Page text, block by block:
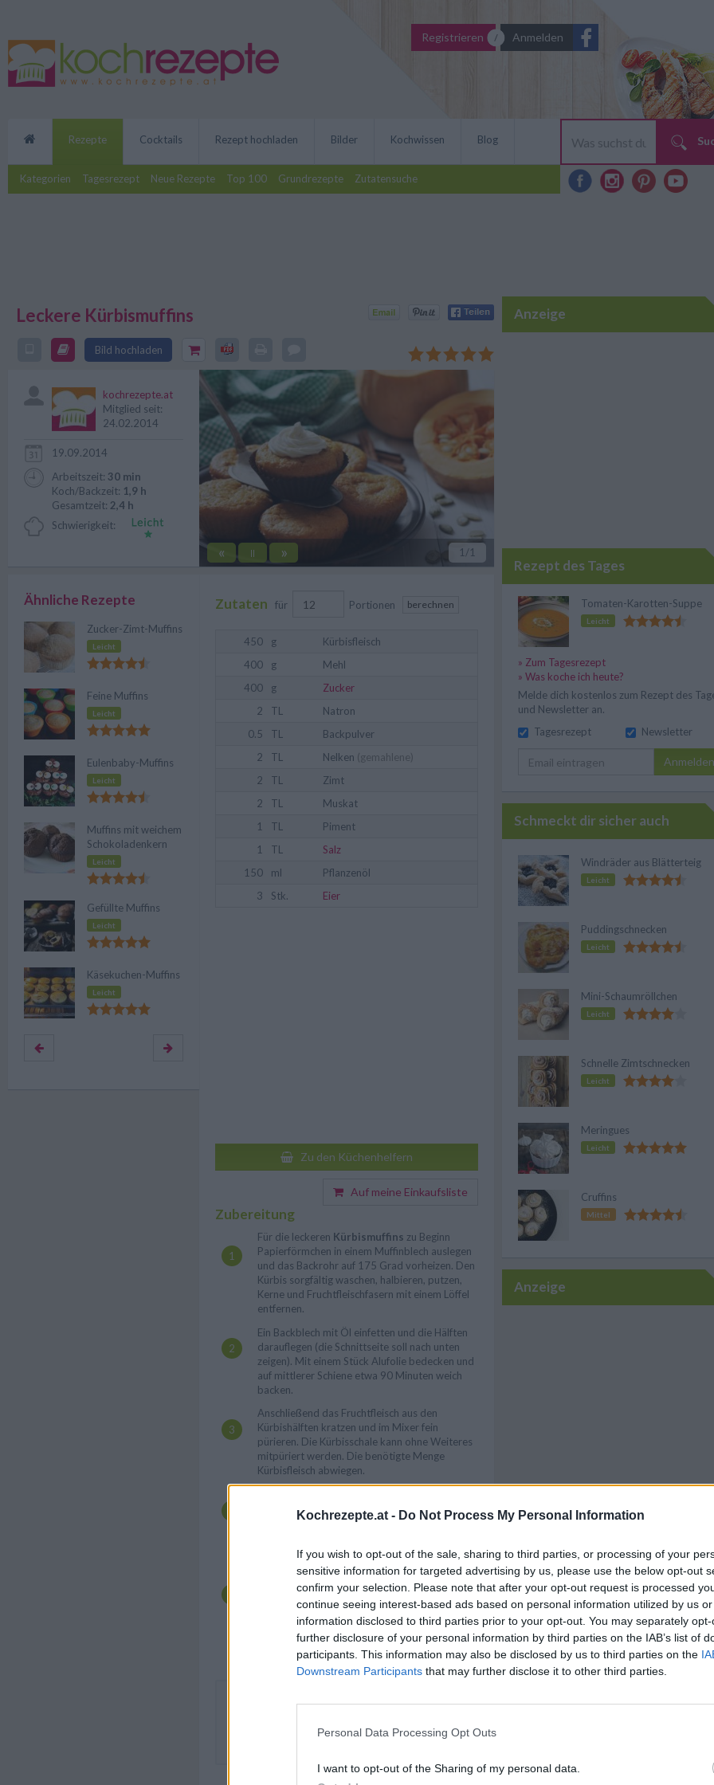
Kochrezepte.at - Do Not Process My Personal Information
If you wish to opt-out of the sale, sharing to third parties, or processing of your
sensitive information for targeted advertising by us, please use the below opt-out
confirm your selection. Please note that after your opt-out request is processed
continue seeing interest-based ads based on personal information utilized by us
information disclosed to third parties prior to your opt-out. You may separately
further disclosure of your personal information by third parties on the IAB’s list of
participants. This information may also be disclosed by us to third parties on the
Downstream Participants that may further disclose it to other third parties.
Personal Data Processing Opt Outs
I want to opt-out of the Sharing of my personal data.
Registrieren Anmelden
Rezepte
Kategorien Tagesrezept Neue Rezepte Top 100 Grundrezepte Zutatensuche
Cocktails Rezept hochladen Bilder Kochwissen Blog
Leckere Kürbismuffins
Bild hochladen
Halloween. Das Rezept wird mit Nelken, Zimt und Piment
verfeinert.
« || » 1 /1
kochrezepte.at
Mitglied seit:
24.02.2014
19.09.2014
Arbeitszeit: 30 min
Koch/Backzeit: 1,9 h
Gesamtzeit: 2,4 h
Schwierigkeit:
Zutaten für Portionen berechnen
450 g
Kürbisfleisch
400
g
Mehl
400
g
Zucker
2
TL
Natron
0.5
TL
Backpulver
2
TL Nelken (gemahlene)
2
TL
Zimt
2
TL
Muskat
1
TL
Piment
1
TL
Salz
150
ml
Pflanzenöl
3
Stk. Eier
Zu den Küchenhelfern
Auf meine Einkaufsliste
Zubereitung
Für die leckeren Kürbismuffins zu Beginn
Papierförmchen in einem Muffinblech auslegen
und das Backrohr auf 175 Grad vorheizen. Den
Kürbis sorgfältig waschen, halbieren, putzen,
Kerne und Fruchtfleischfasern mit einem Löffel
entfernen.
Ein Backblech mit Öl einfetten und die Hälften
darauflegen (die Schnittseite soll nach unten
zeigen). Mit einem Stück Alufolie bedecken und
auf mittlerer Schiene etwa 90 Minuten weich
backen.
Anschließend das Fruchtfleisch aus den
Kürbishälften kratzen und im Mixer fein
pürieren. Die Kürbisschale kann ohne Weiteres
mitpüriert werden. Die benötigte Menge
Kürbisfleisch abwiegen.
Schüssel sieben. Nelkenpulver, Zimt, Piment,
Muskat und Salz ebenfalls zufügen und alles gut
mit Kürbispüree und Eiern gut verrühren.
Nun die feuchten Zutaten unter die trockenen
Zutaten heben, bis ein gleichmäßiger, glatter
Teig entsteht. Den Teig zu maximal zwei Drittel
in die Muffinförmchen füllen. Rund 20 bis 25
Minuten lang backen. Herausnehmen und
Die leckeren Kürbismuffins kann man beliebig
Kakao bestreuen, mit Schlagobers servieren oder
Ähnliche Rezepte
Zucker-Zimt-Muffins
Leicht
Feine Muffins
Leicht
Eulenbaby-Muffins
Leicht
Muffins mit weichem
Schokoladenkern
Leicht
Gefüllte Muffins
Leicht
Käsekuchen-Muffins
Leicht
Anzeige
Rezept des Tages
Tomaten-Karotten-Suppe
Leicht
» Zum Tagesrezept
» Was koche ich heute?
Melde dich kostenlos zum Rezept des
und Newsletter an.
Tagesrezept
Newsletter
Anmelden
Schmeckt dir sicher auch
Windräder aus Blätterteig
Leicht
Puddingschnecken
Leicht
Mini-Schaumröllchen
Leicht
Schnelle Zimtschnecken
Leicht
Meringues
Leicht
Cruffins
Mittel
Anzeige
Artikelempfehlung